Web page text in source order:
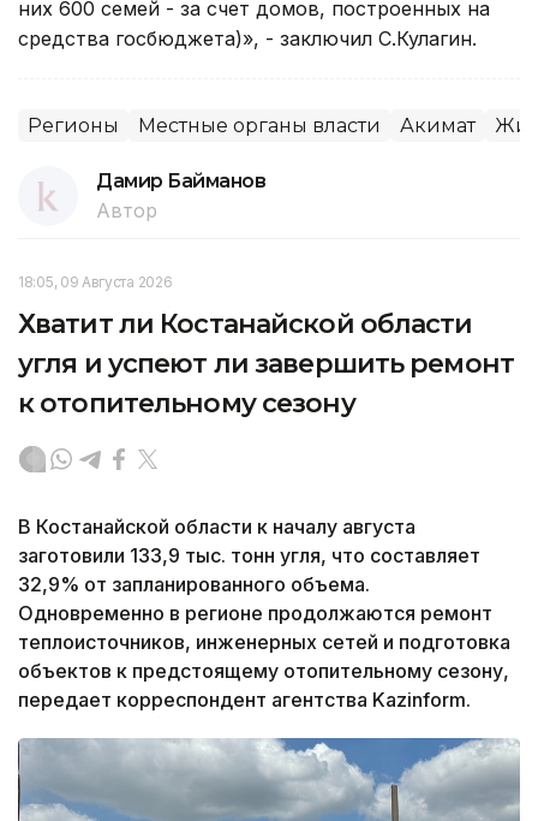
них 600 семей - за счет домов, построенных на
средства госбюджета)», - заключил С.Кулагин.
Регионы Местные органы власти Акимат
Дамир Байманов
Автор
18:05, 09 Августа 2026
Хватит ли Костанайской области
угля и успеют ли завершить ремонт
к отопительному сезону
В Костанайской области к началу августа
заготовили 133,9 тыс. тонн угля, что составляет
32,9% от запланированного объема.
Одновременно в регионе продолжаются ремонт
теплоисточников, инженерных сетей и подготовка
объектов к предстоящему отопительному сезону,
передает корреспондент агентства Kazinform.